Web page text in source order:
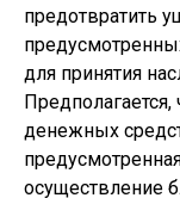
предотвратить
для принятия
денежных
осуществление